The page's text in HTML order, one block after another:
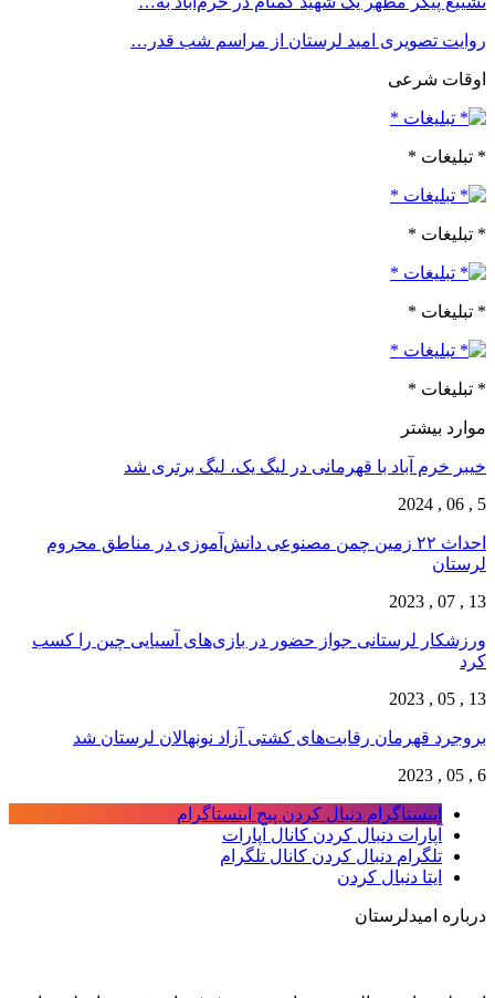
روایت تصویری امید لرستان از مراسم شب قدر…
اوقات شرعی
* تبلیغات *
* تبلیغات *
* تبلیغات *
* تبلیغات *
موارد بیشتر
خیبر خرم آباد با قهرمانی در لیگ یک، لیگ برتری شد
5 , 06 , 2024
احداث ۲۲ زمین چمن مصنوعی دانش‌آموزی در مناطق محروم
لرستان
13 , 07 , 2023
ورزشکار لرستانی جواز حضور در بازی‌های آسیایی چین را کسب
کرد
13 , 05 , 2023
بروجرد قهرمان رقابت‌های کشتی آزاد نونهالان لرستان شد
6 , 05 , 2023
اینستاگرام دنبال کردن پیج اینستاگرام
آپارات دنبال کردن کانال آپارات
تلگرام دنبال کردن کانال تلگرام
ایتا دنبال کردن
درباره امیدلرستان